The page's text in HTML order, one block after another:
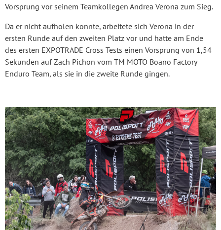
Vorsprung vor seinem Teamkollegen Andrea Verona zum Sieg.
Da er nicht aufholen konnte, arbeitete sich Verona in der
ersten Runde auf den zweiten Platz vor und hatte am Ende
des ersten EXPOTRADE Cross Tests einen Vorsprung von 1,54
Sekunden auf Zach Pichon vom TM MOTO Boano Factory
Enduro Team, als sie in die zweite Runde gingen.